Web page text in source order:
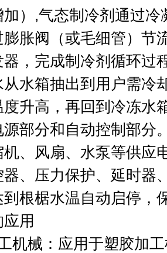
） ,气态制冷剂通过冷
胀阀（或毛细管）节
，完成制冷剂循环过
水箱抽出到用户需冷
升高，再回到冷冻水
部分和自动控制部分
、风扇、水泵等供应
、压力保护、延时器
根椐水温自动启停，
用
机械：应用于塑胶加